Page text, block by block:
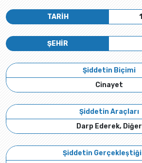
TARİH
ŞEHİR
Şiddetin Biçimi
Cinayet
Şiddetin Araçları
Darp Ederek, Diğer
Şiddetin Gerçekleştiği